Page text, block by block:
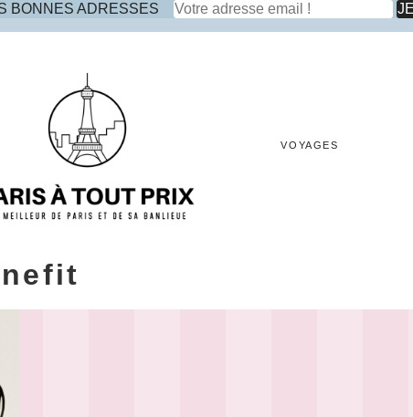
VOYAGES
BONNES ADRESSES